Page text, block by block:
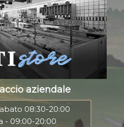
aziendale
08:30-20:00
- 09:00-20:00